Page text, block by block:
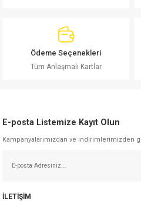
Ödeme Seçenekleri
Tüm Anlaşmalı Kartlar
E-posta Listemize Kayıt Olun
Kampanyalarımızdan ve indirimlerimizden
İLETİŞİM